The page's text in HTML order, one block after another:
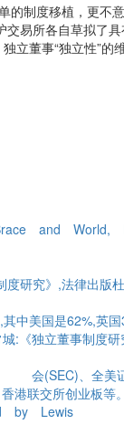
的制度移植，更不
交易所各自草拟了具
董事“独立性”的维
and World,
研究》,法律出版
中美国是62%,英国
《独立董事制度研
会(SEC)、全美
联交所创业板等。
by Lewis